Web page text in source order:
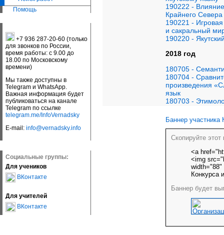
Помощь
+7 936 287-20-60 (только
для звонков по России,
время работы: с 9.00 до
18.00 по Московскому
времени)
Мы также доступны в
Telegram и WhatsApp.
Важная информация будет
публиковаться на канале
Telegram по ссылке
telegram.me/InfoVernadsky
E-mail: info@vernadsky.info
Социальные группы:
Для учеников
ВКонтакте
Для учителей
ВКонтакте
190222 -
Крайнего Севера
190221 -
и сакральный
190220 -
2018 год
180705 -
180704 -
произведения
язык
180703 -
Баннер участника
Скопируйте
<a
<img
width="88"
Конкурса
Баннер будет